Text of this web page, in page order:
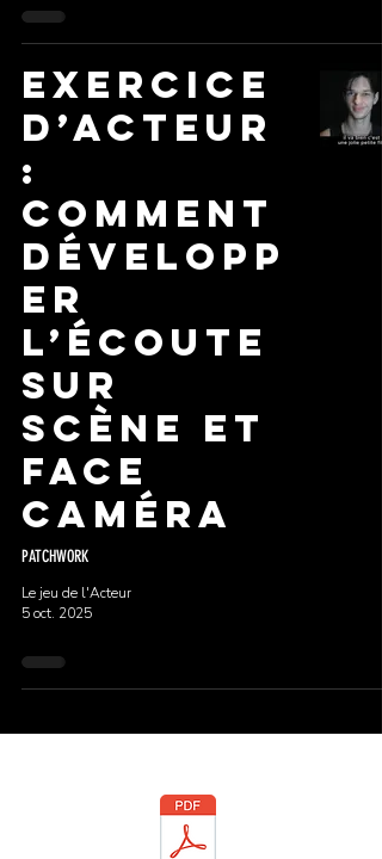
Exercice
d’acteur
:
comment
développ
er
l’écoute
sur
scène et
face
caméra
PATCHWORK
Le jeu de l'Acteur
5 oct. 2025